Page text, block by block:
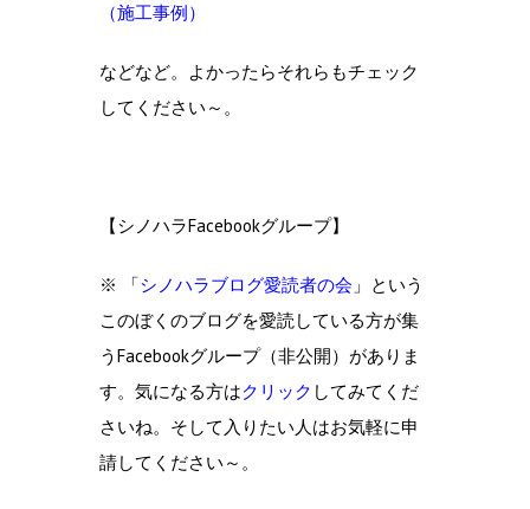
（施工事例）
などなど。よかったらそれらもチェック
してください～。
【シノハラFacebookグループ】
※ 「シノハラブログ愛読者の会 」という
このぼくのブログを愛読している方が集
うFacebookグループ（非公開）がありま
す。気になる方はクリック してみてくだ
さいね。そして入りたい人はお気軽に申
請してください～。